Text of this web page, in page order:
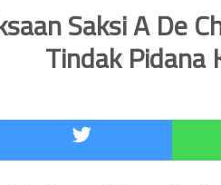
Wisata di Amfiteater, Mikutopia Buka
Ketahanan Pangan Lewat Dialog Bersama Petani
PEMUTAKHIRAN DATA PEMILIH
Water City' di Indonesia City Expo APEKSI XVIII
Putusan Pelanggaran Kode Etik Advokat,
Saksi A De
Tindak Pidana